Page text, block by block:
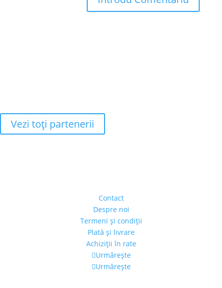
Vezi toţi partenerii
Contact
Despre noi
Termeni şi condiţii
Plată şi livrare
Achiziţii în rate
Urmărește
Urmărește